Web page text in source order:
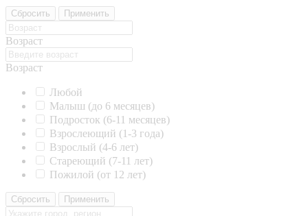
Сбросить Применить
Возраст
Возраст
Любой
Малыш (до 6 месяцев)
Подросток (6-11 месяцев)
Взрослеющий (1-3 года)
Взрослый (4-6 лет)
Стареющий (7-11 лет)
Пожилой (от 12 лет)
Сбросить Применить